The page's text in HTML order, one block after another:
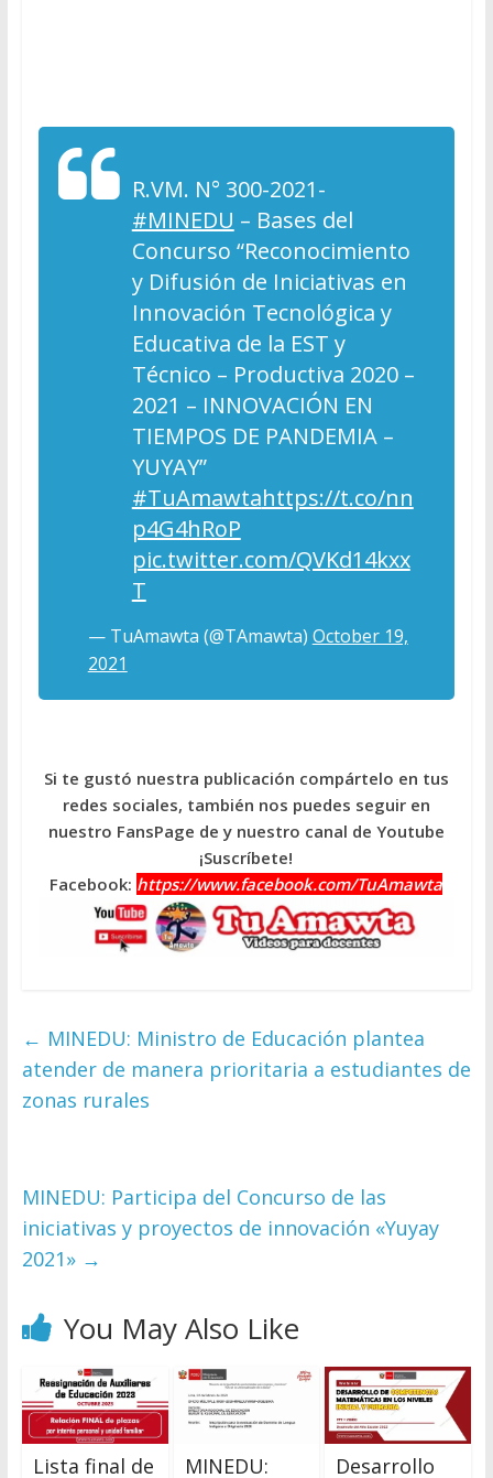
R.VM. N° 300-2021-
#MINEDU – Bases del
Concurso “Reconocimiento
y Difusión de Iniciativas en
Innovación Tecnológica y
Educativa de la EST y
Técnico – Productiva 2020 –
2021 – INNOVACIÓN EN
TIEMPOS DE PANDEMIA –
YUYAY”
#TuAmawtahttps://t.co/nn
p4G4hRoP
pic.twitter.com/QVKd14kxx
T
— TuAmawta (@TAmawta) October 19,
2021
Si te gustó nuestra publicación compártelo en tus
redes sociales, también nos puedes seguir en
nuestro FansPage de y nuestro canal de Youtube
¡Suscríbete!
Facebook: https://www.facebook.com/TuAmawta
← MINEDU: Ministro de Educación plantea
atender de manera prioritaria a estudiantes de
zonas rurales
MINEDU: Participa del Concurso de las
iniciativas y proyectos de innovación «Yuyay
2021» →
You May Also Like
Lista final de
MINEDU:
Desarrollo